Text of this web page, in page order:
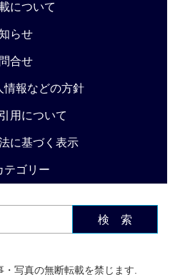
について
らせ
合せ
情報などの方針
用について
に基づく表示
テゴリー
検 索
・写真の無断転載を禁じます.